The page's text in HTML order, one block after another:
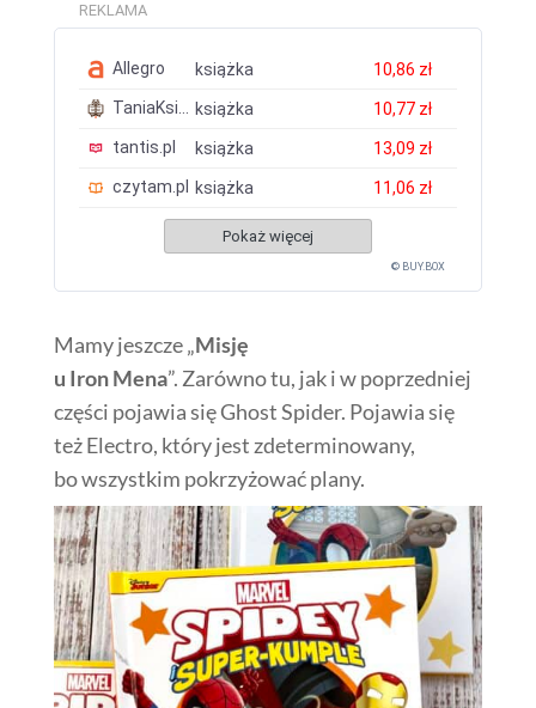
REKLAMA
Allegro książka
10,86 zł
TaniaKsiazka.pl
książka
10,77 zł
tantis.pl
książka
13,09 zł
czytam.pl
książka 11,06 zł
Pokaż więcej
© BUY.BOX
Mamy jeszcze „Misję
u Iron Mena”. Zarówno tu, jak i w poprzedniej
części pojawia się Ghost Spider. Pojawia się
też Electro, który jest zdeterminowany,
bo wszystkim pokrzyżować plany.